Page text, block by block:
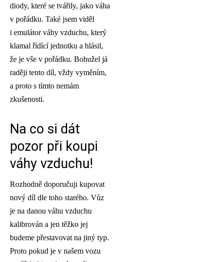
diody, které se tvářily, jako váha
v pořádku. Také jsem viděl
i emulátor váhy vzduchu, který
klamal řídící jednotku a hlásil,
že je vše v pořádku. Bohužel já
raději tento díl, vždy vyměním,
a proto s tímto nemám
zkušenosti.
Na co si dát
pozor při koupi
váhy vzduchu!
Rozhodně doporučuji kupovat
nový díl dle toho starého. Vůz
je na danou váhu vzduchu
kalibrován a jen těžko jej
budeme přestavovat na jiný typ.
Proto pokud je v našem vozu